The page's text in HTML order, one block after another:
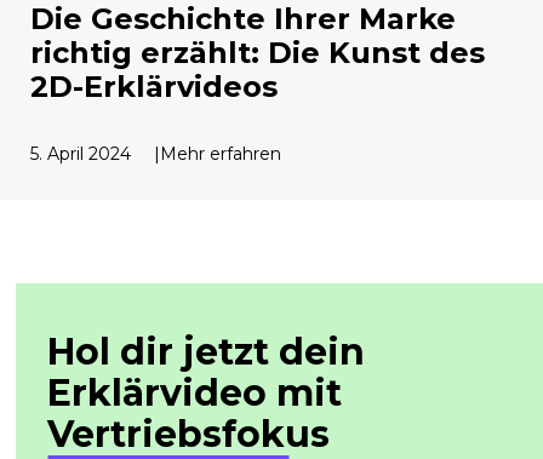
Die Geschichte Ihrer Marke
richtig erzählt: Die Kunst des
2D-Erklärvideos
5. April 2024 Mehr erfahren
Hol dir jetzt dein
Erklärvideo mit
Vertriebsfokus